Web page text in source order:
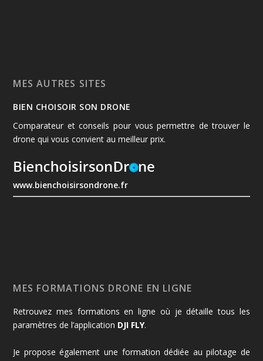
MES AUTRES SITES
BIEN CHOISOIR SON DRONE
Comparateur et conseils pour vous permettre de trouver le
drone qui vous convient au meilleur prix.
www.bienchoisirsondrone.fr
MES FORMATIONS DRONE EN LIGNE
Retrouvez mes formations en ligne où je détaille tous les
paramètres de l’application DJI FLY.
Je propose également une formation dédiée au pilotage de